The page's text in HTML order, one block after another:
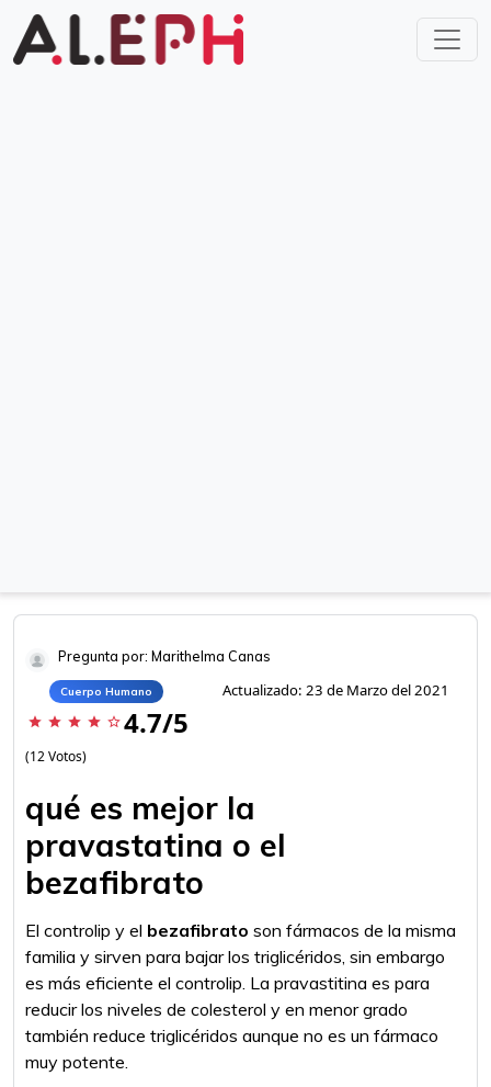
Pregunta por: Marithelma Canas
Cuerpo Humano Actualizado: 23 de Marzo del 2021
star star star star star_border 4.7/5
(12 Votos)
qué es mejor la
pravastatina o el
bezafibrato
El controlip y el bezafibrato son fármacos de la misma
familia y sirven para bajar los triglicéridos, sin embargo
es más eficiente el controlip. La pravastitina es para
reducir los niveles de colesterol y en menor grado
también reduce triglicéridos aunque no es un fármaco
muy potente.